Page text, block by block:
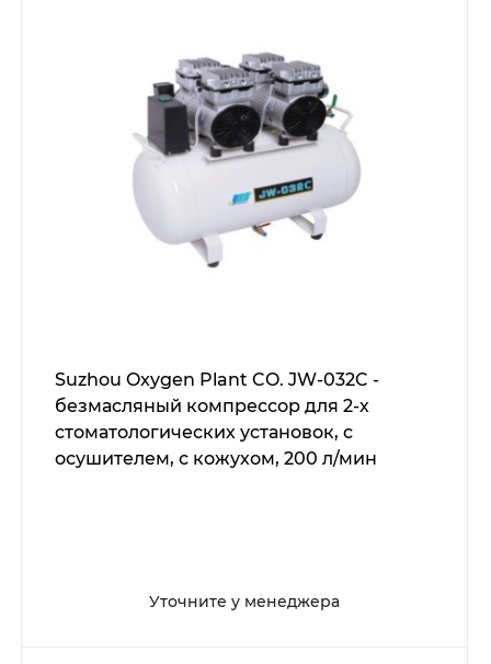
Suzhou Oxygen Plant CO. JW-032C -
безмасляный компрессор для 2-х
стоматологических установок, с
осушителем, с кожухом, 200 л/мин
Уточните у менеджера